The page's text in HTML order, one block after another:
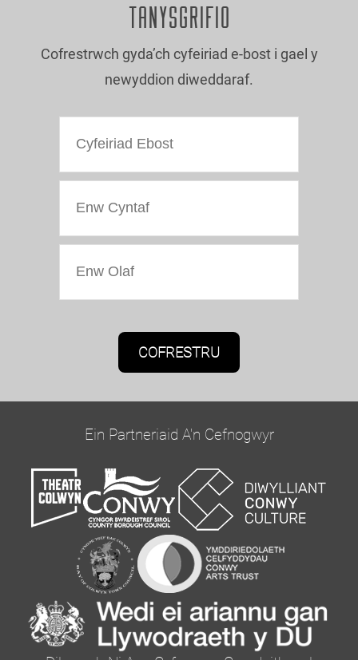
TANYSGRIFIO
Cofrestrwch gyda’ch cyfeiriad e-bost i gael y
newyddion diweddaraf.
Caniatâd Marchnata
Bydd Oriel Colwyn yn defnyddio'r wybodaeth a
Cadarnhewch yr hoffech glywed gennym trwy e-
bost trwy dicio'r blwch isod:
Ebost
Gallwch newid eich meddwl unrhyw bryd drwy
glicio ar y ddolen dad-danysgrifio yn nhroedyn
unrhyw e-bost a gewch gennym, neu drwy
gysylltu â ni yn curator@orielcolwyn.org. Byddwn
yn trin eich gwybodaeth â pharch. I gael rhagor o
Ein Partneriaid A'n Cefnogwyr